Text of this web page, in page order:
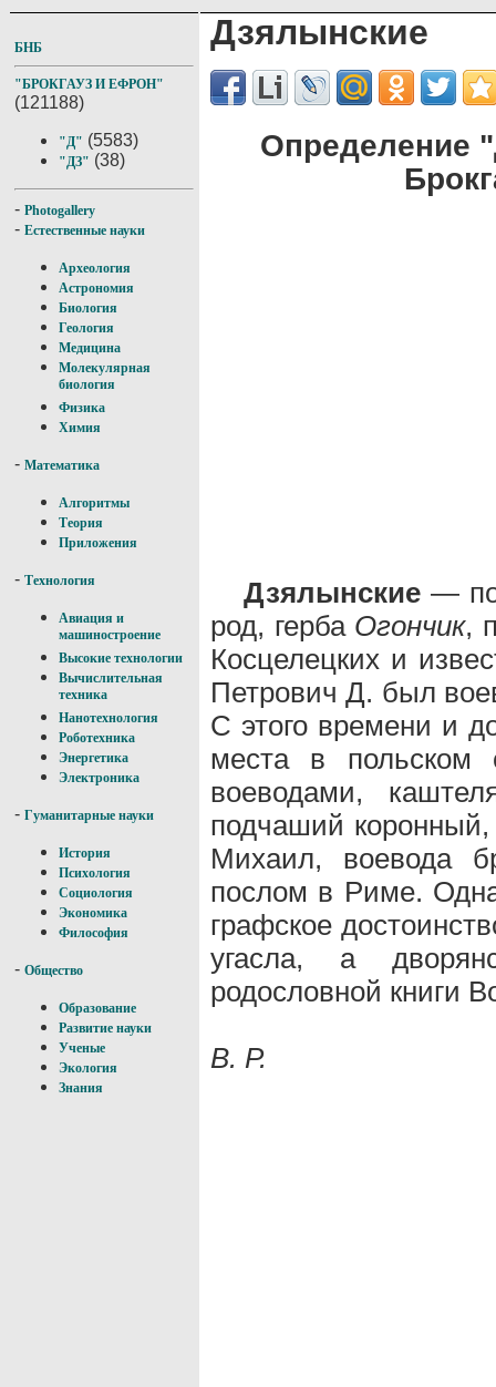
БНБ
"БРОКГАУЗ И ЕФРОН"
(121188)
"Д" (5583)
"ДЗ" (38)
- Photogallery
- Естественные науки
Археология
Астрономия
Биология
Геология
Медицина
Молекулярная
биология
Физика
Химия
- Математика
Алгоритмы
Теория
Приложения
- Технология
Авиация и
машиностроение
Высокие технологии
Вычислительная
техника
Нанотехнология
Роботехника
Энергетика
Электроника
- Гуманитарные науки
История
Психология
Социология
Экономика
Философия
- Общество
Образование
Развитие науки
Ученые
Экология
Знания
Дзялынские
Определение
Дзялынские —
род, герба Огончик,
Косцелецких и
Петрович Д. был
С этого времени и
места в польском
воеводами,
подчаший коронный,
Михаил, воевода
послом в Риме.
графское
угасла, а
родословной книги
В. Р.